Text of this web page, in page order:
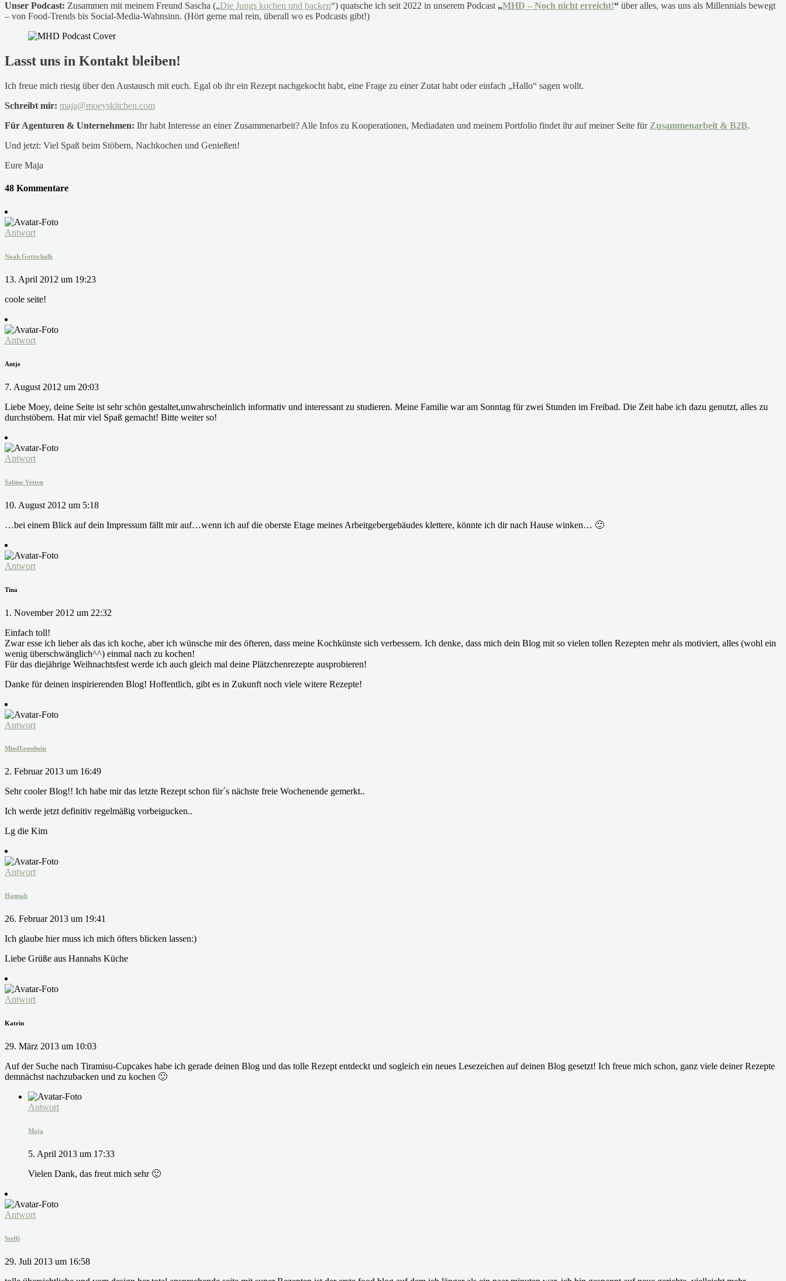
Unser Podcast: Zusammen mit meinem Freund Sascha („Die Jungs kochen und backen“) quatsche ich seit 2022 in unserem Podcast „MHD – Noch nicht erreicht!“ über alles, was uns als Millennials bewegt
– von Food-Trends bis Social-Media-Wahnsinn. (Hört gerne mal rein, überall wo es Podcasts gibt!)
Lasst uns in Kontakt bleiben!
Ich freue mich riesig über den Austausch mit euch. Egal ob ihr ein Rezept nachgekocht habt, eine Frage zu einer Zutat habt oder einfach „Hallo“ sagen wollt.
Schreibt mir: maja@moeyskitchen.com
Für Agenturen & Unternehmen: Ihr habt Interesse an einer Zusammenarbeit? Alle Infos zu Kooperationen, Mediadaten und meinem Portfolio findet ihr auf meiner Seite für Zusammenarbeit & B2B.
Und jetzt: Viel Spaß beim Stöbern, Nachkochen und Genießen!
Eure Maja
48 Kommentare
Antwort
Noah Gottschalk
13. April 2012 um 19:23
coole seite!
Antwort
Antje
7. August 2012 um 20:03
Liebe Moey, deine Seite ist sehr schön gestaltet,unwahrscheinlich informativ und interessant zu studieren. Meine Familie war am Sonntag für zwei Stunden im Freibad. Die Zeit habe ich dazu genutzt, alles zu
durchstöbern. Hat mir viel Spaß gemacht! Bitte weiter so!
Antwort
Sabine Vetten
10. August 2012 um 5:18
…bei einem Blick auf dein Impressum fällt mir auf…wenn ich auf die oberste Etage meines Arbeitgebergebäudes klettere, könnte ich dir nach Hause winken… 🙂
Antwort
Tina
1. November 2012 um 22:32
Einfach toll!
Zwar esse ich lieber als das ich koche, aber ich wünsche mir des öfteren, dass meine Kochkünste sich verbessern. Ich denke, dass mich dein Blog mit so vielen tollen Rezepten mehr als motiviert, alles (wohl ein
wenig überschwänglich^^) einmal nach zu kochen!
Für das diejährige Weihnachtsfest werde ich auch gleich mal deine Plätzchenrezepte ausprobieren!
Danke für deinen inspirierenden Blog! Hoffentlich, gibt es in Zukunft noch viele witere Rezepte!
Antwort
MissHasenbein
2. Februar 2013 um 16:49
Sehr cooler Blog!! Ich habe mir das letzte Rezept schon für´s nächste freie Wochenende gemerkt..
Ich werde jetzt definitiv regelmäßig vorbeigucken..
Lg die Kim
Antwort
Hannah
26. Februar 2013 um 19:41
Ich glaube hier muss ich mich öfters blicken lassen:)
Liebe Grüße aus Hannahs Küche
Antwort
Katrin
29. März 2013 um 10:03
Auf der Suche nach Tiramisu-Cupcakes habe ich gerade deinen Blog und das tolle Rezept entdeckt und sogleich ein neues Lesezeichen auf deinen Blog gesetzt! Ich freue mich schon, ganz viele deiner Rezepte
demnächst nachzubacken und zu kochen 🙂
Antwort
Maja
5. April 2013 um 17:33
Vielen Dank, das freut mich sehr 🙂
Antwort
Steffi
29. Juli 2013 um 16:58